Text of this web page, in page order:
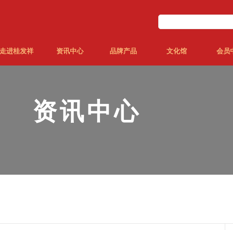
走进桂发祥 资讯中心 品牌产品 文化馆 会员
资讯中心